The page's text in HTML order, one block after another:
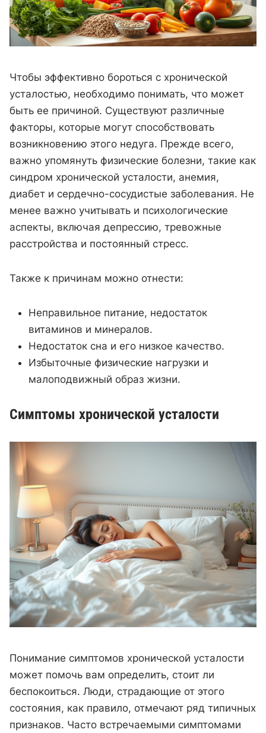
Чтобы эффективно бороться с хронической
усталостью, необходимо понимать, что может
быть ее причиной. Существуют различные
факторы, которые могут способствовать
возникновению этого недуга. Прежде всего,
важно упомянуть физические болезни, такие как
синдром хронической усталости, анемия,
диабет и сердечно-сосудистые заболевания. Не
менее важно учитывать и психологические
аспекты, включая депрессию, тревожные
расстройства и постоянный стресс.
Также к причинам можно отнести:
Неправильное питание, недостаток
витаминов и минералов.
Недостаток сна и его низкое качество.
Избыточные физические нагрузки и
малоподвижный образ жизни.
Симптомы хронической усталости
Понимание симптомов хронической усталости
может помочь вам определить, стоит ли
беспокоиться. Люди, страдающие от этого
состояния, как правило, отмечают ряд типичных
признаков. Часто встречаемыми симптомами